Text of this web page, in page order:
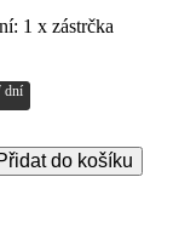
1 x zástrčka
dní
do košíku